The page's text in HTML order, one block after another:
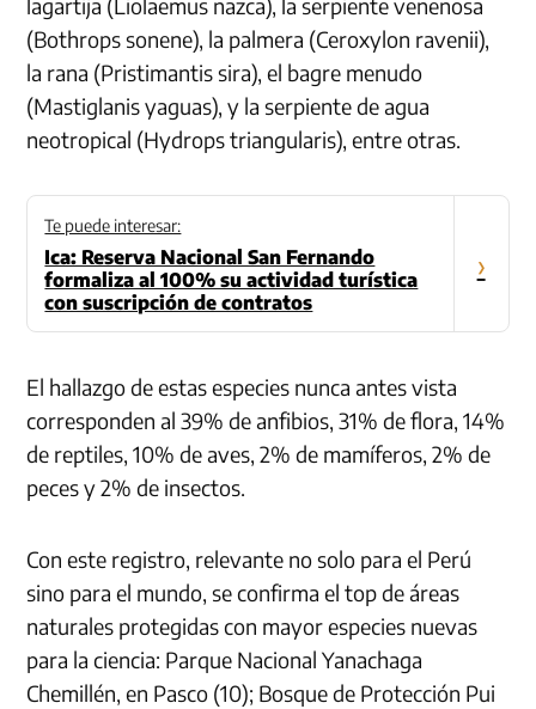
(Bothrops sonene), la palmera (Ceroxylon ravenii),
la rana (Pristimantis sira), el bagre menudo
(Mastiglanis yaguas), y la serpiente de agua
neotropical (Hydrops triangularis), entre otras.
Te puede interesar:
Ica: Reserva Nacional San Fernando
formaliza al 100% su actividad turística
con suscripción de contratos
›
El hallazgo de estas especies nunca antes vista
corresponden al 39% de anfibios, 31% de flora, 14%
de reptiles, 10% de aves, 2% de mamíferos, 2% de
peces y 2% de insectos.
Con este registro, relevante no solo para el Perú
sino para el mundo, se confirma el top de áreas
naturales protegidas con mayor especies nuevas
para la ciencia: Parque Nacional Yanachaga
Chemillén, en Pasco (10); Bosque de Protección Pui